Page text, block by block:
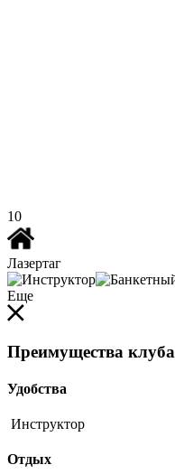
10
Лазертаг
Еще
Преимущества клуба
Удобства
Инструктор
Отдых